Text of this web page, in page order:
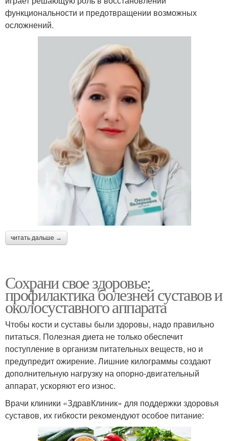
функциональности и предотвращении возможных
осложнений.
читать дальше →
Сохрани свое здоровье:
профилактика болезней суставов и
околосуставного аппарата
Чтобы кости и суставы были здоровы, надо правильно
питаться. Полезная диета не только обеспечит
поступление в организм питательных веществ, но и
предупредит ожирение. Лишние килограммы создают
дополнительную нагрузку на опорно-двигательный
аппарат, ускоряют его износ.
Врачи клиники «ЗдравКлиник» для поддержки здоровья
суставов, их гибкости рекомендуют особое питание: